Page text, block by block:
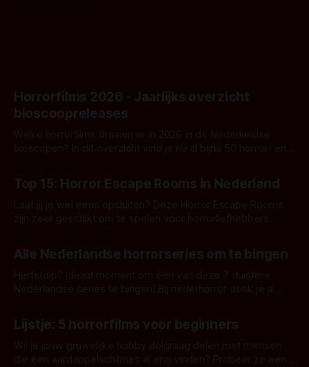
Horrorfilms 2026 - Jaarlijks overzicht
bioscoopreleases
Welke horrorfilms draaien er in 2026 in de Nederlandse
bioscopen? In dit overzicht vind je nu al bijna 50 horror- en
Top 15: Horror Escape Rooms in Nederland
Laat jij je wel eens opsluiten? Deze Horror Escape Rooms
zijn zeer geschikt om te spelen voor horrorliefhebbers.
Alle Nederlandse horrorseries om te bingen
Herfstdip? Ideaal moment om één van deze 7 duistere
Nederlandse series te bingen! Bij nederhorror denk je al
Amsterdamned of The Johnsons. Maar Nederlandse horror
is niet beperkt tot films. Hier een aantal Nederlandse tv-
series uit het duistere of horrorgenre. Als
Lijstje: 5 horrorfilms voor beginners
Wil je jouw gruwelijke hobby dolgraag delen met mensen
die een aardappelschilmes al eng vinden? Probeer ze eens